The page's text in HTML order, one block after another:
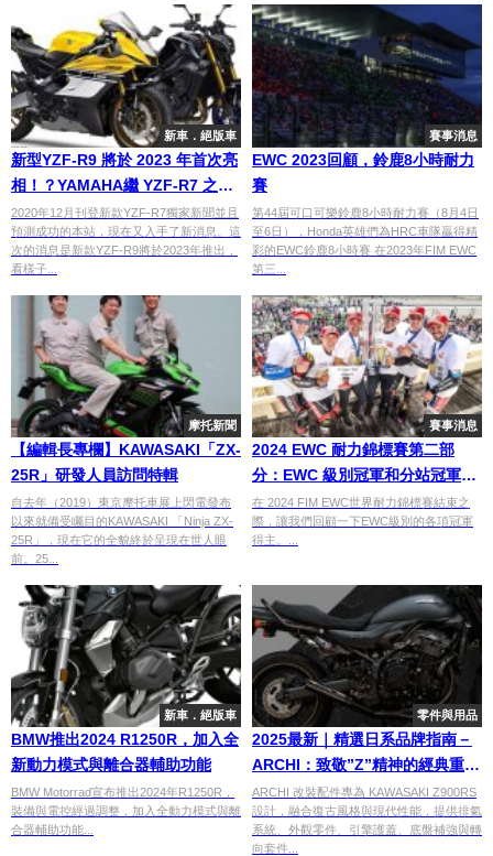
新車．絕版車
新型YZF-R9 將於 2023 年首次亮
相！？YAMAHA繼 YZF-R7 之後
連發Supersport超級運動車款
2020年12月刊登新款YZF-R7獨家新聞並且
預測成功的本站，現在又入手了新消息。這
次的消息是新款YZF-R9將於2023年推出，
看樣子...
賽事消息
EWC 2023回顧，鈴鹿8小時耐力
賽
第44屆可口可樂鈴鹿8小時耐力賽（8月4日
至6日），Honda英雄們為HRC車隊贏得精
彩的EWC鈴鹿8小時賽 在2023年FIM EWC
第三...
摩托新聞
【編輯長專欄】KAWASAKI「ZX-
25R」研發人員訪問特輯
自去年（2019）東京摩托車展上閃電發布
以來就備受矚目的KAWASAKI 「Ninja ZX-
25R」，現在它的全貌終於呈現在世人眼
前。25...
賽事消息
2024 EWC 耐力錦標賽第二部
分：EWC 級別冠軍和分站冠軍回
顧
在 2024 FIM EWC世界耐力錦標賽結束之
際，讓我們回顧一下EWC級別的各項冠軍
得主。...
新車．絕版車
BMW推出2024 R1250R，加入全
新動力模式與離合器輔助功能
BMW Motorrad宣布推出2024年R1250R，
裝備與電控經過調整，加入全動力模式與離
合器輔助功能...
零件與用品
2025最新｜精選日系品牌指南－
ARCHI：致敬”Z”精神的經典重塑
者
ARCHI 改裝配件專為 KAWASAKI Z900RS
設計，融合復古風格與現代性能，提供排氣
系統、外觀零件、引擎護蓋、底盤補強與轉
向套件...